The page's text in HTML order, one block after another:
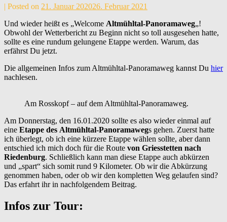
by
Maier
| Posted on 21. Januar 202026. Februar 2021
Und wieder heißt es „Welcome Altmühltal-Panoramaweg„!
Obwohl der Wetterbericht zu Beginn nicht so toll ausgesehen hatte,
sollte es eine rundum gelungene Etappe werden. Warum, das
erfährst Du jetzt.
Die allgemeinen Infos zum Altmühltal-Panoramaweg kannst Du hier
nachlesen.
Am Rosskopf – auf dem Altmühltal-Panoramaweg.
Am Donnerstag, den 16.01.2020 sollte es also wieder einmal auf
eine Etappe des Altmühltal-Panoramawegs gehen. Zuerst hatte
ich überlegt, ob ich eine kürzere Etappe wählen sollte, aber dann
entschied ich mich doch für die Route von Griesstetten nach
Riedenburg. Schließlich kann man diese Etappe auch abkürzen
und „spart“ sich somit rund 9 Kilometer. Ob wir die Abkürzung
genommen haben, oder ob wir den kompletten Weg gelaufen sind?
Das erfahrt ihr in nachfolgendem Beitrag.
Infos zur Tour: